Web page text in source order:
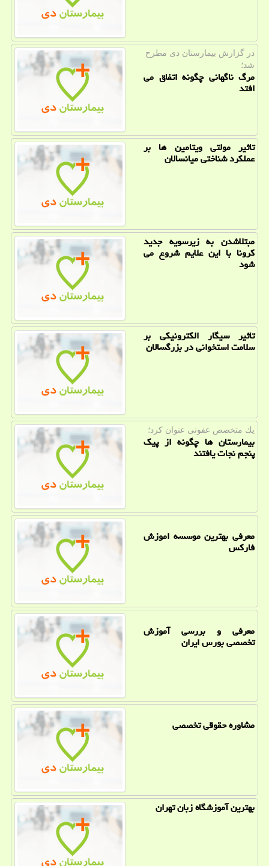
در گزارش بیمارستان دی مطرح
شد؛
مرگ ناگهانی چگونه اتفاق می
افتد
تاثیر مولتی ویتامین ها بر
عملکرد شناختی میانسالان
مبتلاشدن به زیرسویه جدید
کرونا با این علایم شروع می
شود
تاثیر سیگار الکترونیکی بر
سلامت استخوانی در بزرگسالان
یك متخصص عفونی عنوان كرد؛
بیمارستان ها چگونه از پیک
پنجم نجات یافتند
معرفی بهترین موسسه اموزش
فاركس
معرفی و بررسی آموزش
تخصصی بورس ایران
مشاوره حقوقی تخصصی
بهترین آموزشگاه زبان تهران